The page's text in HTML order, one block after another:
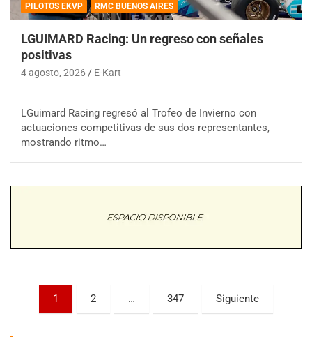
PILOTOS EKVP RMC BUENOS AIRES
LGUIMARD Racing: Un regreso con señales
positivas
4 agosto, 2026 E-Kart
LGuimard Racing regresó al Trofeo de Invierno con
actuaciones competitivas de sus dos representantes,
mostrando ritmo…
Paginación
1 2 … 347 Siguiente
COBERTURA ESPECIAL DE E-KART.COM.AR
08/09-AGO
IAME SERIES ARGENTINA 6
Parque de la Velocidad (Asfalto)
Villaguay (Entre Ríos)